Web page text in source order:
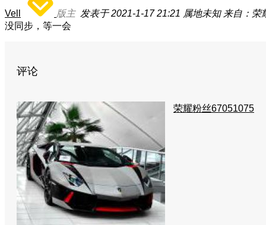
Vell 版主 发表于 2021-1-17 21:21 属地未知 来自：荣
没同步，等一会
评论
荣耀粉丝67051075